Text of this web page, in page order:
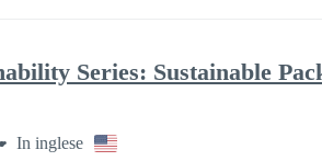
Series: Sustainable
In inglese